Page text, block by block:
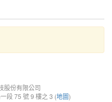
股份有限公司
段 75 號 9 樓之 3 (地圖)